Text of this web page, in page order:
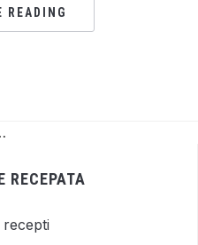
READING
RECEPATA